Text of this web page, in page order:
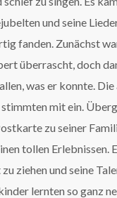
und seine
fanden. Zunächst
überrascht, doch
was er konnte. Die
mit ein.
zu seiner
tollen Erlebnissen.
ziehen und seine
lernten so ganz